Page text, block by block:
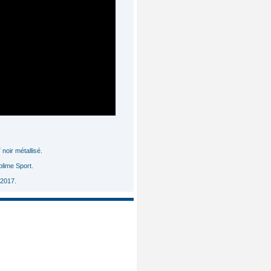
métallisé.
Sport.